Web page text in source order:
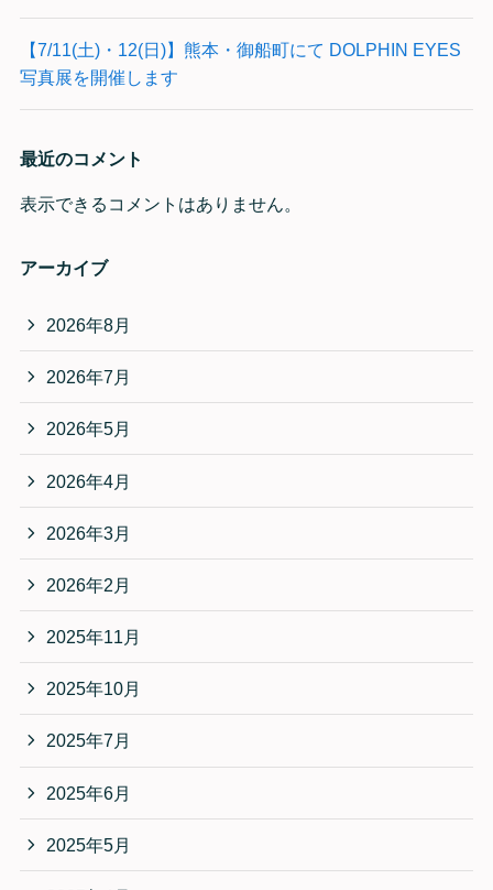
【7/11(土)・12(日)】熊本・御船町にて DOLPHIN EYES
写真展を開催します
最近のコメント
表示できるコメントはありません。
アーカイブ
2026年8月
2026年7月
2026年5月
2026年4月
2026年3月
2026年2月
2025年11月
2025年10月
2025年7月
2025年6月
2025年5月